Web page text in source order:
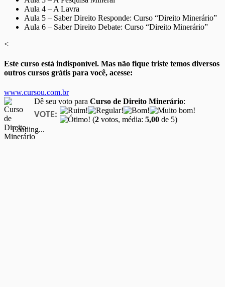
Aula 4 – A Lavra
Aula 5 – Saber Direito Responde: Curso “Direito Minerário”
Aula 6 – Saber Direito Debate: Curso “Direito Minerário”
<
Este curso está indisponível. Mas não fique triste temos diversos
outros cursos grátis para você, acesse:
www.cursou.com.br
Dê seu voto para Curso de Direito Minerário:
VOTE: (2 votos, média: 5,00 de 5)
Loading...